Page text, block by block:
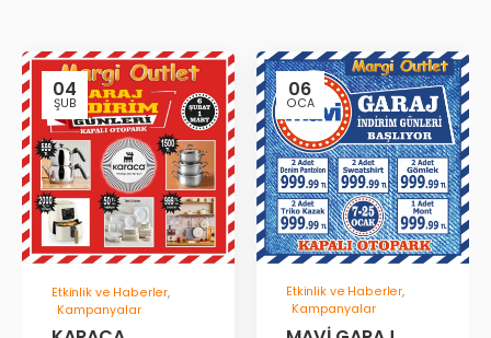
04
ŞUB
Etkinlik ve Haberler,
Kampanyalar
06
OCA
Etkinlik ve Haberler,
Kampanyalar